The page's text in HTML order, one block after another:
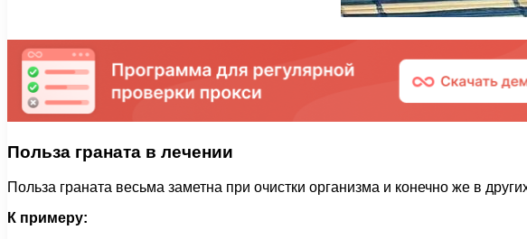
Польза граната в лечении
Польза граната весьма заметна при очистки организма и конечно же в
К примеру: